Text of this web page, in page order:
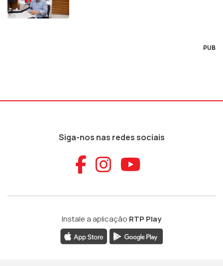
PUB
Siga-nos nas redes sociais
Aceder ao
Aceder ao
Aceder
Instale a aplicação RTP Play